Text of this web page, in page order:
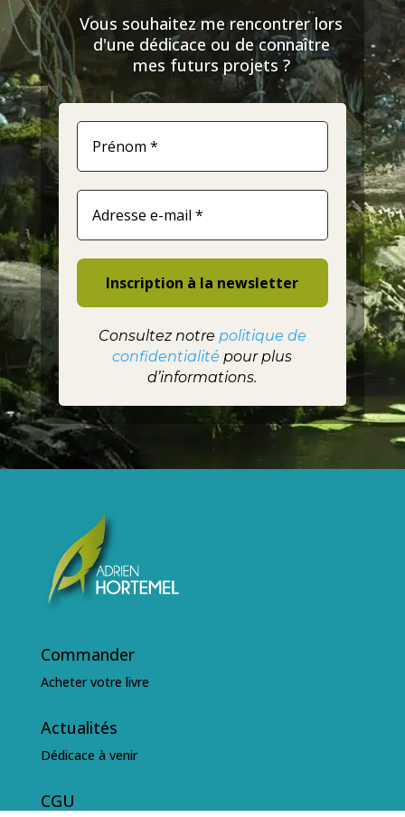
Vous souhaitez me rencontrer lors
d'une dédicace ou de connaître
mes futurs projets ?
Consultez notre politique de
confidentialité pour plus
d’informations.
Commander
Acheter votre livre
Actualités
Dédicace à venir
CGU